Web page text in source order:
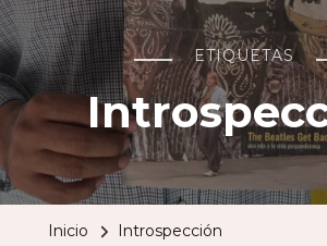
ETIQUETAS
Inicio Introspección